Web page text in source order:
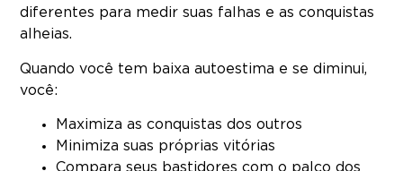
diferentes para medir suas falhas e as conquistas
alheias.
Quando você tem baixa autoestima e se diminui,
você:
Maximiza as conquistas dos outros
Minimiza suas próprias vitórias
Compara seus bastidores com o palco dos